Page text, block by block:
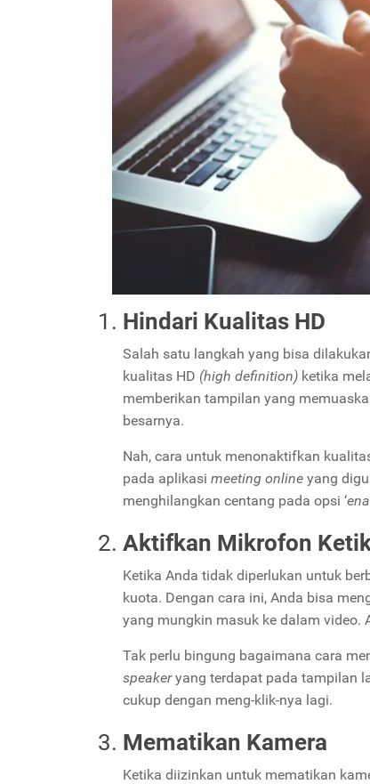
Hindari Kualitas HD
Salah satu langkah yang bisa
kualitas HD (high definition) ketika
memberikan tampilan yang
besarnya.
Nah, cara untuk menonaktifkan
pada aplikasi meeting online yang
menghilangkan centang pada opsi ‘
Aktifkan Mikrofon
Ketika Anda tidak diperlukan untuk
kuota. Dengan cara ini, Anda bisa
yang mungkin masuk ke dalam
Tak perlu bingung bagaimana cara
speakeryang terdapat pada tampilan
cukup dengan meng-klik-nya lagi.
Mematikan Kamera
Ketika diizinkan untuk mematikan